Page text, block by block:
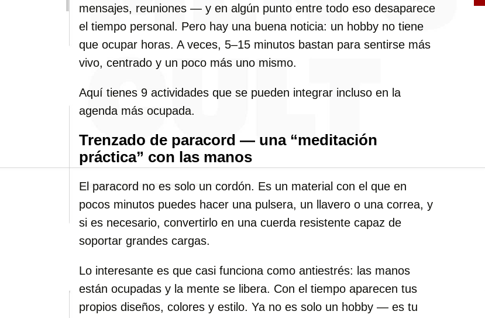
mensajes, reuniones — y en algún punto entre todo eso desaparece
el tiempo personal. Pero hay una buena noticia: un hobby no tiene
que ocupar horas. A veces, 5–15 minutos bastan para sentirse más
vivo, centrado y un poco más uno mismo.
Aquí tienes 9 actividades que se pueden integrar incluso en la
agenda más ocupada.
Trenzado de paracord — una “meditación
práctica” con las manos
El paracord no es solo un cordón. Es un material con el que en
pocos minutos puedes hacer una pulsera, un llavero o una correa, y
si es necesario, convertirlo en una cuerda resistente capaz de
soportar grandes cargas.
Lo interesante es que casi funciona como antiestrés: las manos
están ocupadas y la mente se libera. Con el tiempo aparecen tus
propios diseños, colores y estilo. Ya no es solo un hobby — es tu